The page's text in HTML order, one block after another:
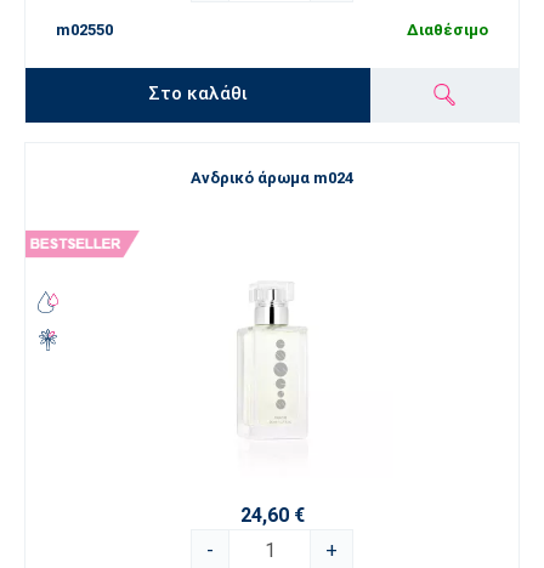
m02550 Διαθέσιμο
Στο καλάθι
Ανδρικό άρωμα m024
24,60 €
-
+